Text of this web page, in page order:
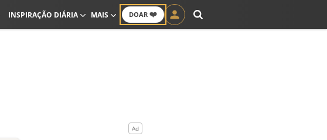
DOAR ❤️
INSPIRAÇÃO DIÁRIA MAIS